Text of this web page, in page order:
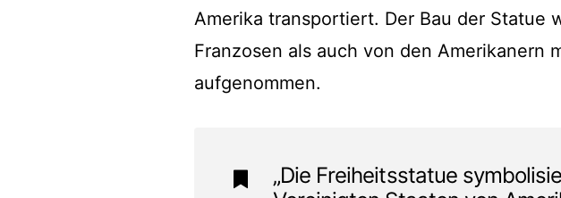
Amerika transportiert. Der Bau der Statue
Franzosen als auch von den Amerikanern
aufgenommen.
„Die Freiheitsstatue